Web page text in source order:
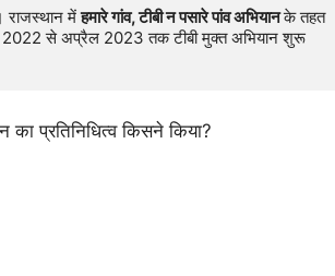
राजस्थान में हमारे गांव, टीबी न पसारे पांव अभियान के तहत
2022 से अप्रैल 2023 तक टीबी मुक्त अभियान शुरू
प्रतिनिधित्व किसने किया?